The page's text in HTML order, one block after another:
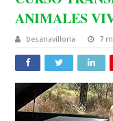
ANIMALES
besanavilloria 7